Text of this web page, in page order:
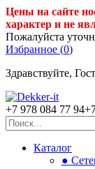
Цены на сайте
характер и не
Пожалуйста
Избранное (0)
Здравствуйте,
+7 978 084 77 94
Каталог
●